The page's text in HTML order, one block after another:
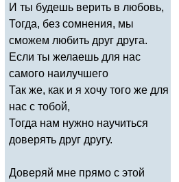
И ты будешь верить в любовь,
Тогда, без сомнения, мы
сможем любить друг друга.
Если ты желаешь для нас
самого наилучшего
Так же, как и я хочу того же для
нас с тобой,
Тогда нам нужно научиться
доверять друг другу.
Доверяй мне прямо с этой